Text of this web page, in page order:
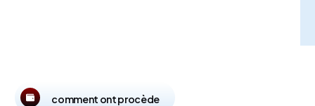
comment ont procède